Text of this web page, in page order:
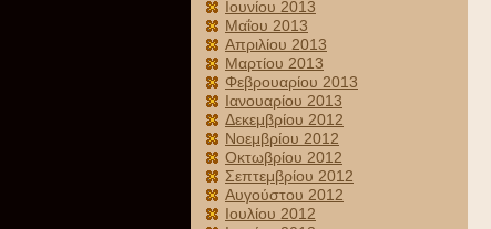
Ιουνίου 2013
Μαΐου 2013
Απριλίου 2013
Μαρτίου 2013
Φεβρουαρίου 2013
Ιανουαρίου 2013
Δεκεμβρίου 2012
Νοεμβρίου 2012
Οκτωβρίου 2012
Σεπτεμβρίου 2012
Αυγούστου 2012
Ιουλίου 2012